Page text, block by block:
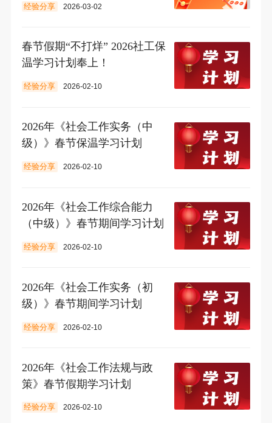
经验分享 2026-03-02
春节假期“不打烊” 2026社工保
温学习计划奉上！
经验分享 2026-02-10
2026年《社会工作实务（中
级）》春节保温学习计划
经验分享 2026-02-10
2026年《社会工作综合能力
（中级）》春节期间学习计划
经验分享 2026-02-10
2026年《社会工作实务（初
级）》春节期间学习计划
经验分享 2026-02-10
2026年《社会工作法规与政
策》春节假期学习计划
经验分享 2026-02-10